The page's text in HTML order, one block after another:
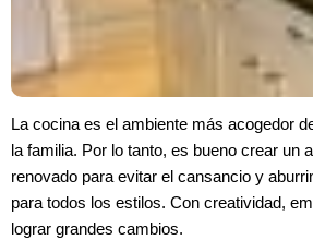
La cocina es el ambiente más acogedor
la familia. Por lo tanto, es bueno crear un
renovado para evitar el cansancio y
para todos los estilos. Con creatividad,
lograr grandes cambios.